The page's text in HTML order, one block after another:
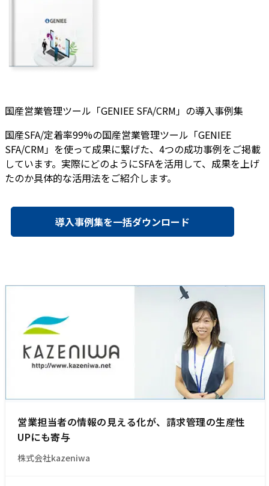
国産営業管理ツール「GENIEE SFA/CRM」の導入事例集
国産SFA/定着率99%の国産営業管理ツール「GENIEE
SFA/CRM」を使って成果に繋げた、4つの成功事例をご掲載
しています。実際にどのようにSFAを活用して、成果を上げ
たのか具体的な活用法をご紹介します。
導入事例集を一括ダウンロード
営業担当者の情報の見える化が、請求管理の生産性
UPにも寄与
株式会社kazeniwa